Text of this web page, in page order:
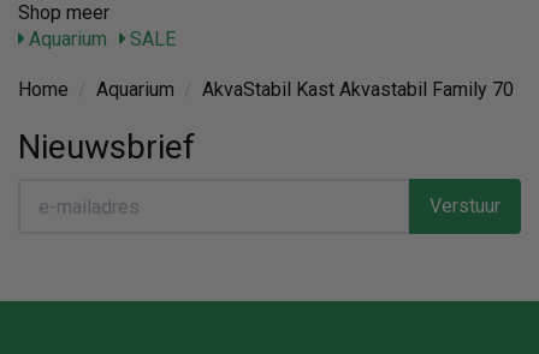
Shop meer
Aquarium
SALE
Home Aquarium AkvaStabil Kast Akvastabil Family 70
Nieuwsbrief
Verstuur